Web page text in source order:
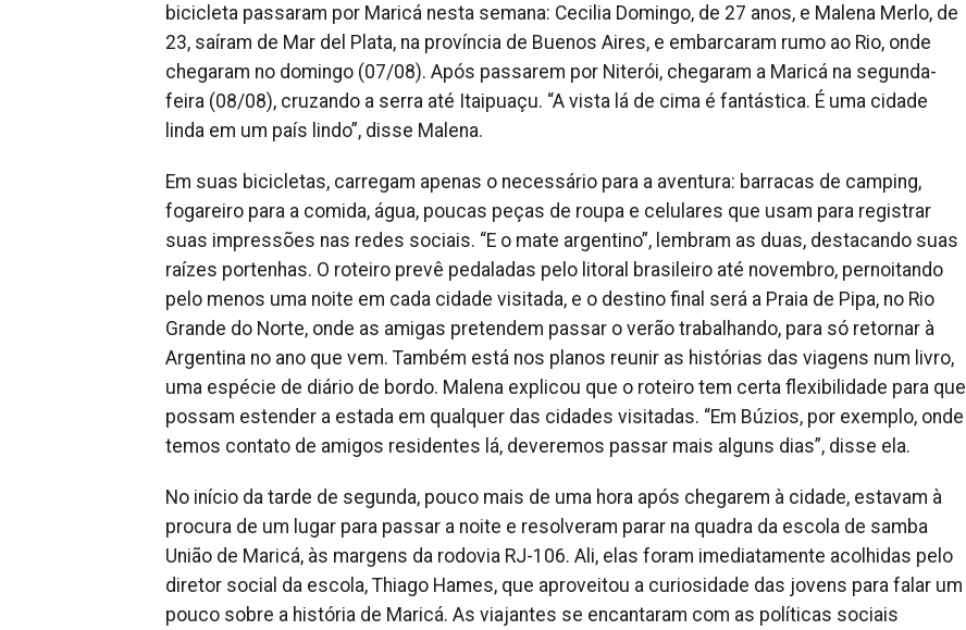
bicicleta passaram por Maricá nesta semana: Cecilia Domingo, de 27 anos, e Malena Merlo, de
23, saíram de Mar del Plata, na província de Buenos Aires, e embarcaram rumo ao Rio, onde
chegaram no domingo (07/08). Após passarem por Niterói, chegaram a Maricá na segunda-
feira (08/08), cruzando a serra até Itaipuaçu. “A vista lá de cima é fantástica. É uma cidade
linda em um país lindo”, disse Malena.
Em suas bicicletas, carregam apenas o necessário para a aventura: barracas de camping,
fogareiro para a comida, água, poucas peças de roupa e celulares que usam para registrar
suas impressões nas redes sociais. “E o mate argentino”, lembram as duas, destacando suas
raízes portenhas. O roteiro prevê pedaladas pelo litoral brasileiro até novembro, pernoitando
pelo menos uma noite em cada cidade visitada, e o destino final será a Praia de Pipa, no Rio
Grande do Norte, onde as amigas pretendem passar o verão trabalhando, para só retornar à
Argentina no ano que vem. Também está nos planos reunir as histórias das viagens num livro,
uma espécie de diário de bordo. Malena explicou que o roteiro tem certa flexibilidade para que
possam estender a estada em qualquer das cidades visitadas. “Em Búzios, por exemplo, onde
temos contato de amigos residentes lá, deveremos passar mais alguns dias”, disse ela.
No início da tarde de segunda, pouco mais de uma hora após chegarem à cidade, estavam à
procura de um lugar para passar a noite e resolveram parar na quadra da escola de samba
União de Maricá, às margens da rodovia RJ-106. Ali, elas foram imediatamente acolhidas pelo
diretor social da escola, Thiago Hames, que aproveitou a curiosidade das jovens para falar um
pouco sobre a história de Maricá. As viajantes se encantaram com as políticas sociais